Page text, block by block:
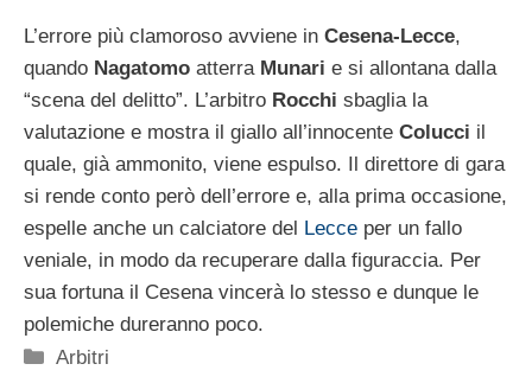
L’errore più clamoroso avviene in Cesena-Lecce,
quando Nagatomo atterra Munari e si allontana dalla
“scena del delitto”. L’arbitro Rocchi sbaglia la
valutazione e mostra il giallo all’innocente Colucci il
quale, già ammonito, viene espulso. Il direttore di gara
si rende conto però dell’errore e, alla prima occasione,
espelle anche un calciatore del Lecce per un fallo
veniale, in modo da recuperare dalla figuraccia. Per
sua fortuna il Cesena vincerà lo stesso e dunque le
polemiche dureranno poco.
Categorie
Arbitri